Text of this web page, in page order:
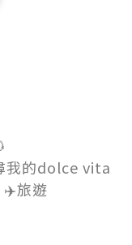
我的dolce vita
✈️旅遊